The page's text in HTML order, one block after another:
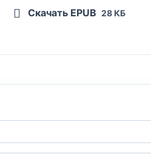
Скачать EPUB 28 КБ